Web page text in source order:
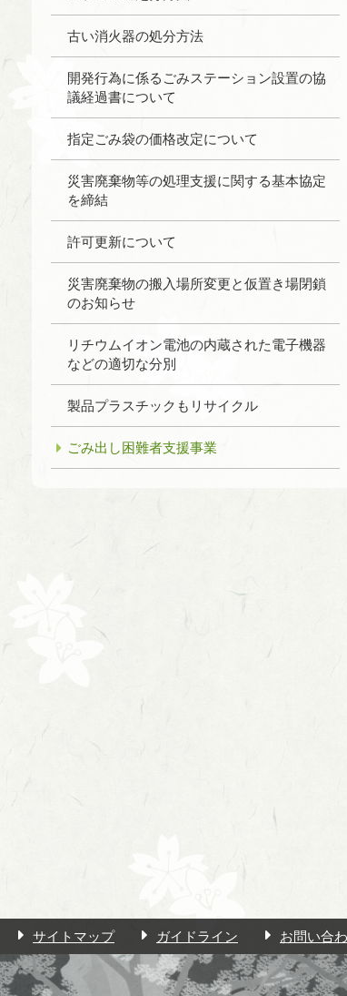
古い消火器の処分方法
開発行為に係るごみステーション設置の協
議経過書について
指定ごみ袋の価格改定について
災害廃棄物等の処理支援に関する基本協定
を締結
許可更新について
災害廃棄物の搬入場所変更と仮置き場閉鎖
のお知らせ
リチウムイオン電池の内蔵された電子機器
などの適切な分別
製品プラスチックもリサイクル
ごみ出し困難者支援事業
サイトマップ ガイドライン お問い合